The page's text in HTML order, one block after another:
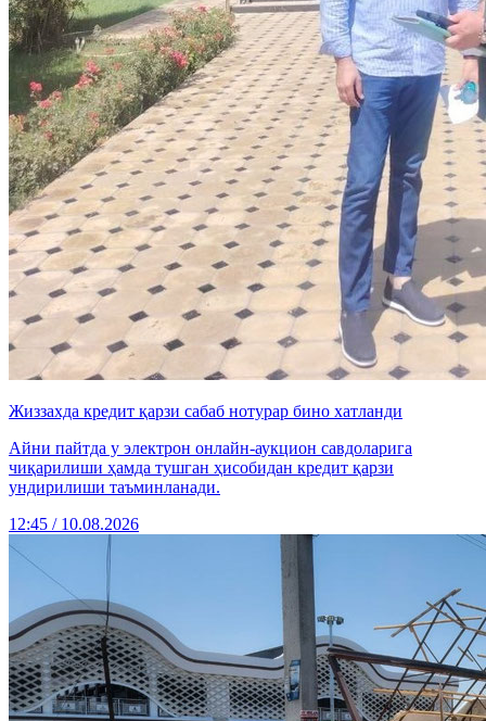
Жиззахда кредит қарзи сабаб нотурар бино хатланди
Айни пайтда у электрон онлайн-аукцион савдоларига
чиқарилиши ҳамда тушган ҳисобидан кредит қарзи
ундирилиши таъминланади.
12:45 / 10.08.2026